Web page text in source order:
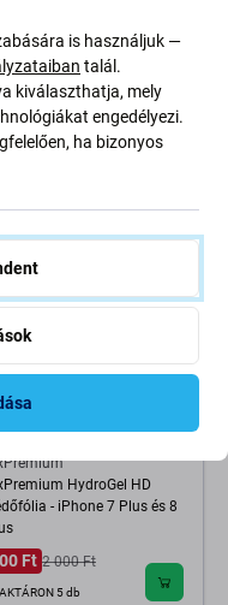
- USB-C Kábel / MFI
12W, Soft, 1,5 m,
010 Ft
-80 %
HydroGel HD
- iPhone 7 Plus és 8
Ft 2 000 Ft
5 db
is használjuk —
talál.
kiválaszthatja, mely
engedélyezi.
ha bizonyos